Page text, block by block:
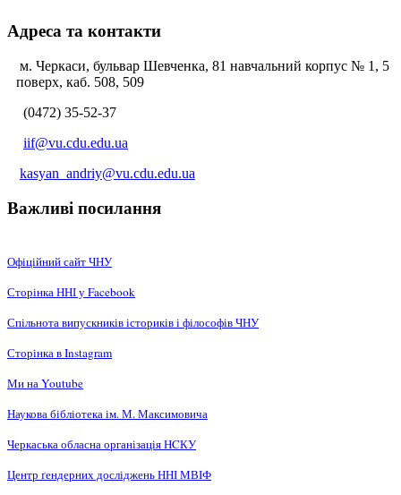
Адреса та контакти
м. Черкаси, бульвар Шевченка, 81 навчальний корпус № 1, 5
поверх, каб. 508, 509
(0472) 35-52-37
iif@vu.cdu.edu.ua
kasyan_andriy@vu.cdu.edu.ua
Важливі посилання
Офіційний сайт ЧНУ
Сторінка ННІ у Facebook
Спільнота випускників істориків і філософів ЧНУ
Сторінка в Instagram
Ми на Youtube
Наукова бібліотека ім. М. Максимовича
Черкаська обласна організація НCКУ
Центр ґендерних досліджень ННІ МВІФ